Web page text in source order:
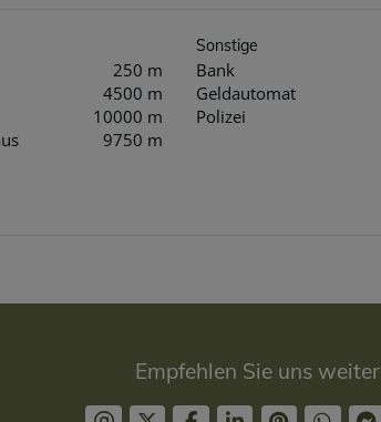
250 m
4500 m
10000 m
9750 m
Sonstige
Bank
Geldautomat
Polizei
Empfehlen Sie uns weiter